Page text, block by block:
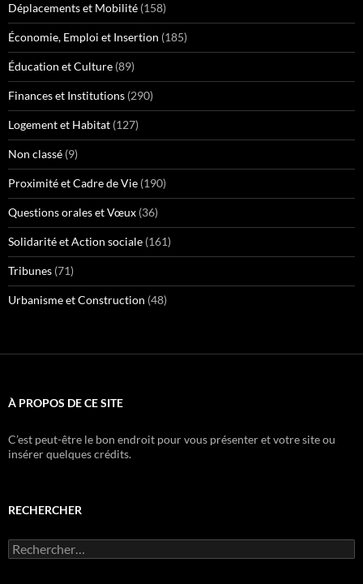
Déplacements et Mobilité (158)
Économie, Emploi et Insertion (185)
Éducation et Culture (89)
Finances et Institutions (290)
Logement et Habitat (127)
Non classé (9)
Proximité et Cadre de Vie (190)
Questions orales et Vœux (36)
Solidarité et Action sociale (161)
Tribunes (71)
Urbanisme et Construction (48)
À PROPOS DE CE SITE
C’est peut-être le bon endroit pour vous présenter et votre site ou
insérer quelques crédits.
RECHERCHER
Rechercher :